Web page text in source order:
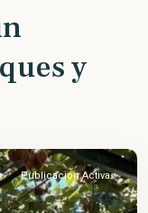
y
Publicación Activa